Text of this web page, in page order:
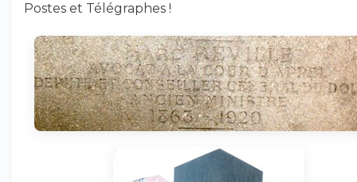
Postes et Télégraphes !